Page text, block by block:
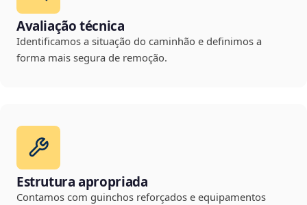
Avaliação técnica
Identificamos a situação do caminhão e definimos a
forma mais segura de remoção.
Estrutura apropriada
Contamos com guinchos reforçados e equipamentos